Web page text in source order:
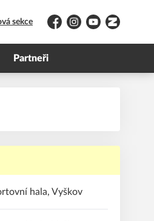
sekce
FacebookInstagramYouTubeZonerama
Partneři
hala, Vyškov